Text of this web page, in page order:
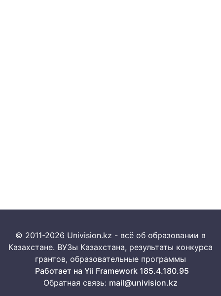
© 2011-2026 Univision.kz - всё об образовании в
Казахстане. ВУЗы Казахстана, результаты конкурса
грантов, образовательные программы
Работает на Yii Framework 185.4.180.95
Обратная связь: mail@univision.kz